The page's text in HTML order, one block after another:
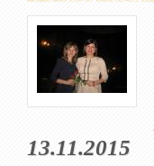
13.11.2015